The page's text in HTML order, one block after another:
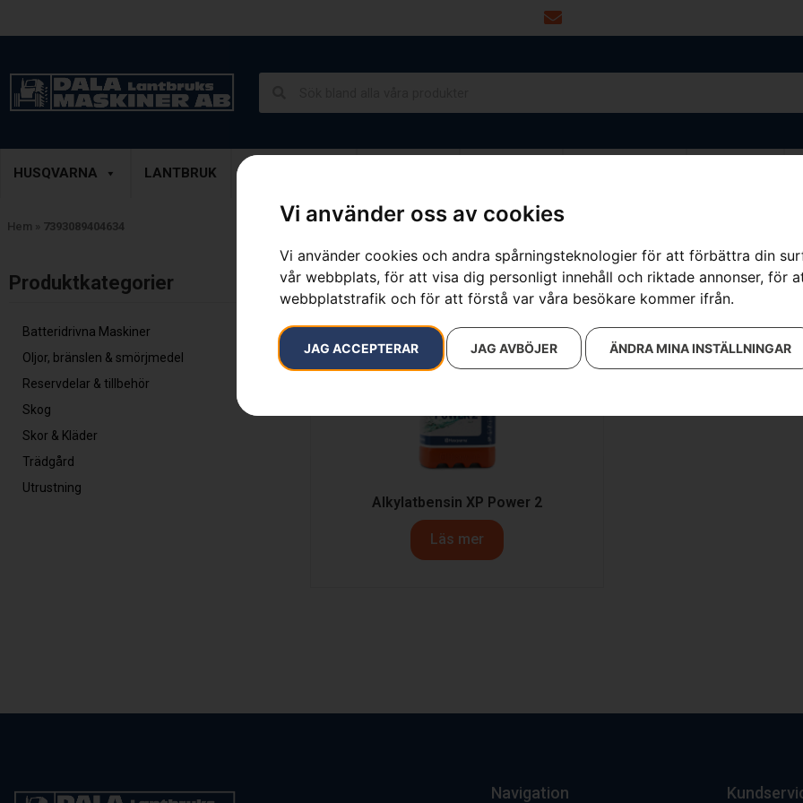
Vi använder oss av cookies
Vi använder cookies och andra spårningsteknologier för att förbättra din
vår webbplats, för att visa dig personligt innehåll och riktade annonser, för
webbplatstrafik och för att förstå var våra besökare kommer ifrån.
JAG ACCEPTERAR JAG AVBÖJER ÄNDRA MINA INSTÄLLNINGAR
HUSQVARNA LANTBRUK
Hem » 7393089404634
Produktkategorier​
Batteridrivna Maskiner
Oljor, bränslen & smörjmedel
Reservdelar & tillbehör
Skog
Skor & Kläder
Trädgård
Utrustning
Endast ett sökresultat
Alkylatbensin XP Power 2
Läs mer
Navigation